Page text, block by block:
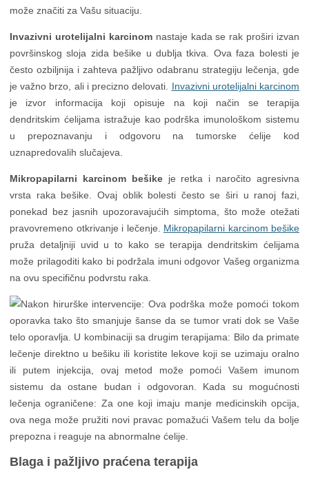
može značiti za Vašu situaciju.
Invazivni urotelijalni karcinomnastaje kada se rak proširi izvan
površinskog sloja zida bešike u dublja tkiva. Ova faza bolesti je
često ozbiljnija i zahteva pažljivo odabranu strategiju lečenja, gde
je važno brzo, ali i precizno delovati. Invazivni urotelijalni karcinom
je izvor informacija koji opisuje na koji način se terapija
dendritskim ćelijama istražuje kao podrška imunološkom sistemu
u prepoznavanju i odgovoru na tumorske ćelije kod
uznapredovalih slučajeva.
Mikropapilarni karcinom bešikeje retka i naročito agresivna
vrsta raka bešike. Ovaj oblik bolesti često se širi u ranoj fazi,
ponekad bez jasnih upozoravajućih simptoma, što može otežati
pravovremeno otkrivanje i lečenje. Mikropapilarni karcinom bešike
pruža detaljniji uvid u to kako se terapija dendritskim ćelijama
može prilagoditi kako bi podržala imuni odgovor Vašeg organizma
na ovu specifičnu podvrstu raka.
Blaga i pažljivo praćena terapija